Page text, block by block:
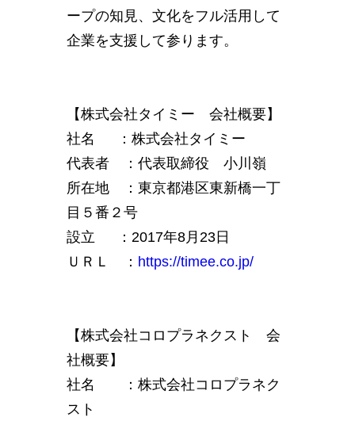
ープの知見、文化をフル活用して
企業を支援して参ります。
【株式会社タイミー 会社概要】
社名 ：株式会社タイミー
代表者 ：代表取締役 小川嶺
所在地 ：東京都港区東新橋一丁
目５番２号
設立 ：2017年8月23日
ＵＲＬ ： https://timee.co.jp/
【株式会社コロプラネクスト 会
社概要】
社名 ：株式会社コロプラネク
スト